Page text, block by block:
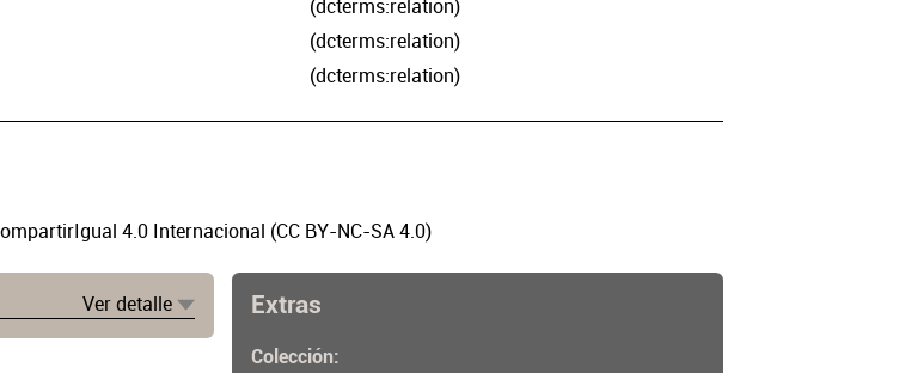
(dcterms:relation)
(dcterms:relation)
(dcterms:relation)
4.0 Internacional (CC BY-NC-SA 4.0)
Ver detalle Extras
Colección